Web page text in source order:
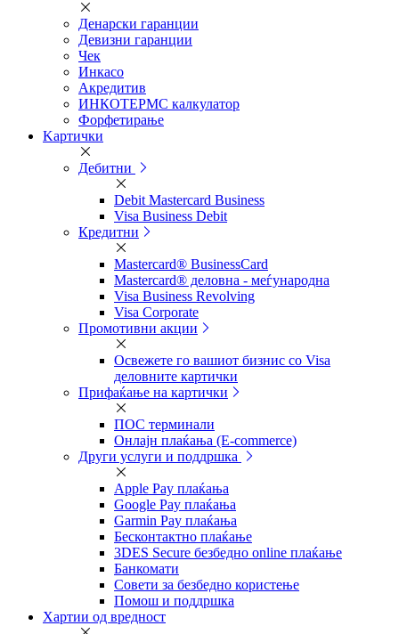
Денарски гаранции
Девизни гаранции
Чек
Инкасо
Акредитив
ИНКОТЕРМС калкулатор
Форфетирање
Kартички
Дебитни
Debit Mastercard Business
Visa Business Debit
Кредитни
Mastercard® BusinessCard
Mastercard® деловна - меѓународна
Visa Business Revolving
Visa Corporate
Промотивни акции
Освежете го вашиот бизнис со Visa
деловните картички
Прифаќање на картички
ПОС терминали
Онлајн плаќања (Е-commerce)
Други услуги и поддршка
Apple Pay плаќања
Google Pay плаќања
Garmin Pay плаќања
Бесконтактно плаќање
3DES Secure безбедно online плаќање
Банкомати
Совети за безбедно користење
Помош и поддршка
Хартии од вредност